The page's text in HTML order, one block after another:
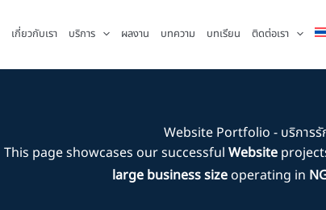
เกี่ยวกับเรา บริการ ผลงาน บทความ บทเรียน ติดต่อเรา
Website Portfolio - บริการ
This page showcases our successful Website
large business sizeoperating in